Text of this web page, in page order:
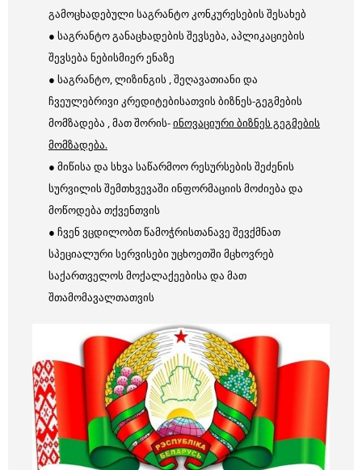
გამოცხადებული საგრანტო კონკურესების შესახებ
● საგრანტო განაცხადების შევსება, აპლიკაციების
შევსება ნებისმიერ ენაზე
● საგრანტო, ლიზინგის , შეღავათიანი და
ჩვეულებრივი კრედიტებისათვის ბიზნეს-გეგმების
მომზადება , მათ შორის-ინოვაციური ბიზნეს გეგმების
მომზადება.
● მიწისა და სხვა საწარმოო რესურსების შეძენის
სურვილის შემთხვევაში ინფორმაციის მოძიება და
მოწოდება თქვენთვის
● ჩვენ ვცდილობთ წამოჭრისთანავე შევქმნათ
სპეციალური სერვისები უცხოეთში მცხოვრებ
საქართველოს მოქალაქეებისა და მათ
შთამომავალთათვის